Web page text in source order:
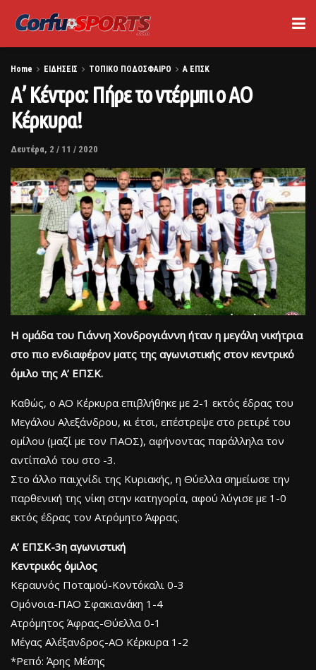
Home ΕΙΔΗΣΕΙΣ ΤΟΠΙΚΟ ΠΟΔΟΣΦΑΙΡΟ Α ΕΠΣΚ
Α’ Κέντρο: Πήρε το ντέρμπι ο ΑΟ
Κέρκυρα!
Δευτέρα, 2 / 11 / 2020
Η ομάδα του Γιάννη Χονδρογιάννη ήταν η μεγάλη νικήτρια
στο πιο ενδιαφέρον ματς της αγωνιστικής στον κεντρικό
όμιλο της Α’ ΕΠΣΚ.
Καθώς, ο ΑΟ Κέρκυρα επιβλήθηκε με 2-1 εκτός έδρας του
Μεγάλου Αλεξάνδρου, κι έτσι, επέστρεψε στο ρετιρέ του
ομίλου (μαζί με τον ΠΑΟΣ), αφήνοντας παράλληλα τον
αντίπαλό του στο -3.
Στο άλλο παιχνίδι της Κυριακής, η Θύελλα σημείωσε την
παρθενική της νίκη στην κατηγορία, αφού λύγισε με 1-0
εκτός έδρας τον Ατρόμητο Άφρας.
Α’ ΕΠΣΚ-3η αγωνιστική
Κεντρικός όμιλος
Κεραυνός Ποταμού-Κοντόκαλι 0-3
Ομόνοια-ΠΑΟ Σφακιανάκη 1-4
Ατρόμητος Άφρας-Θύελλα 0-1
Μέγας Αλέξανδρος-ΑΟ Κέρκυρα 1-2
*Ρεπό: Άρης Μέσης